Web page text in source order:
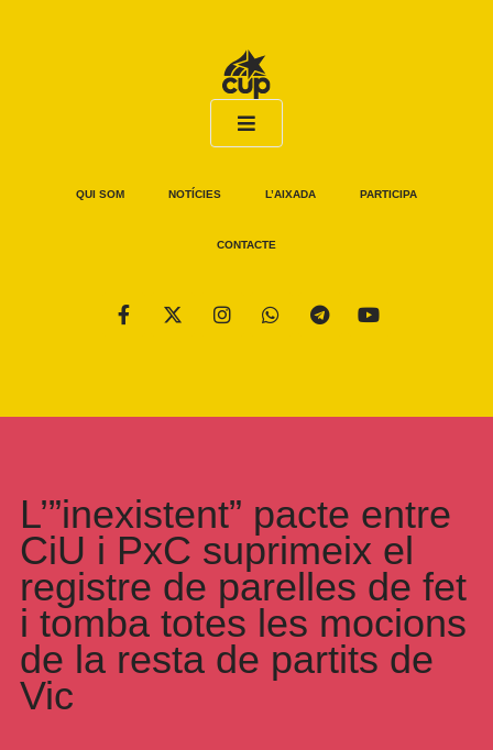
QUI SOM NOTÍCIES L’AIXADA PARTICIPA
CONTACTE
L’”inexistent” pacte entre
CiU i PxC suprimeix el
registre de parelles de fet
i tomba totes les mocions
de la resta de partits de
Vic